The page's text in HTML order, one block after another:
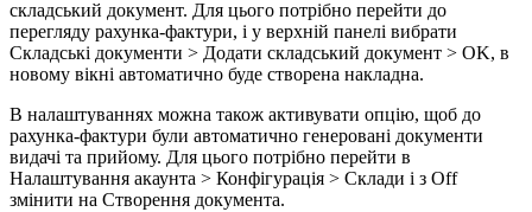
складський документ. Для цього потрібно перейти до
перегляду рахунка-фактури, і у верхній панелі вибрати
Складські документи > Додати складський документ > OK, в
новому вікні автоматично буде створена накладна.
В налаштуваннях можна також активувати опцію, щоб до
рахунка-фактури були автоматично генеровані документи
видачі та прийому. Для цього потрібно перейти в
Налаштування акаунта > Конфігурація > Склади і з Off
змінити на Створення документа.